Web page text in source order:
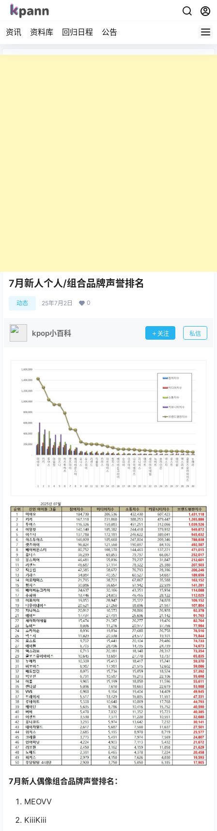
资讯 资料库 回归日程 公告
7月新人个人/组合品牌声誉排名
动态 25年7月2日 0
kpop小百科 关注 私信
7月新人偶像组合品牌声誉排名：
MEOVV
KiiiKiii